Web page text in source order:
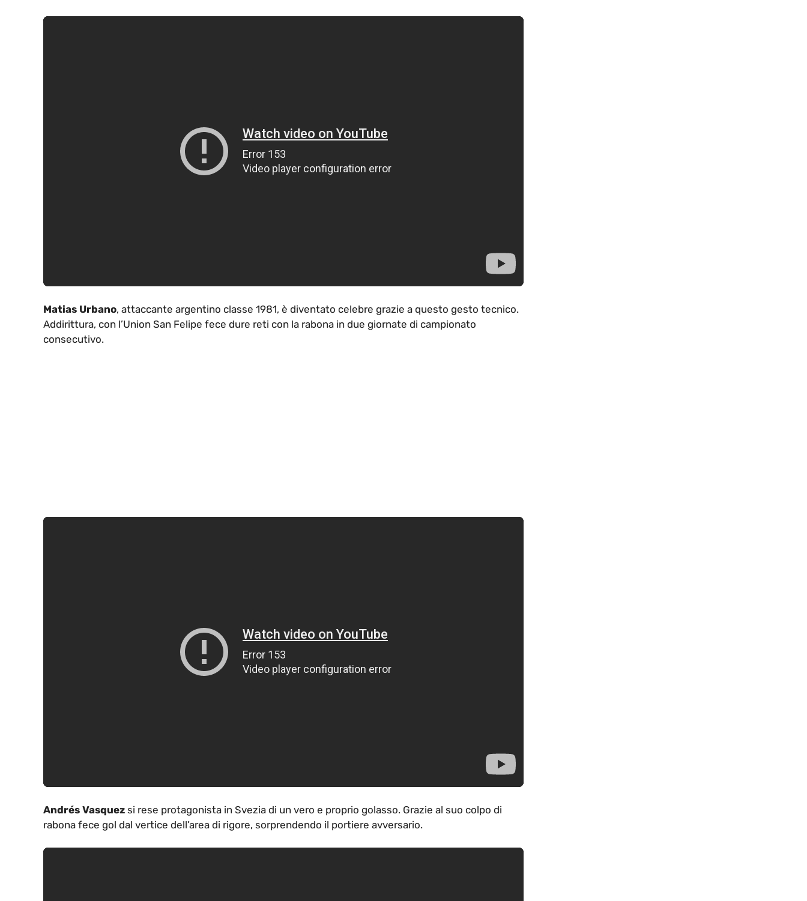
Matias Urbano, attaccante argentino classe 1981, è diventato celebre grazie a questo gesto tecnico.
Addirittura, con l’Union San Felipe fece dure reti con la rabona in due giornate di campionato
consecutivo.
Andrés Vasquez si rese protagonista in Svezia di un vero e proprio golasso. Grazie al suo colpo di
rabona fece gol dal vertice dell’area di rigore, sorprendendo il portiere avversario.